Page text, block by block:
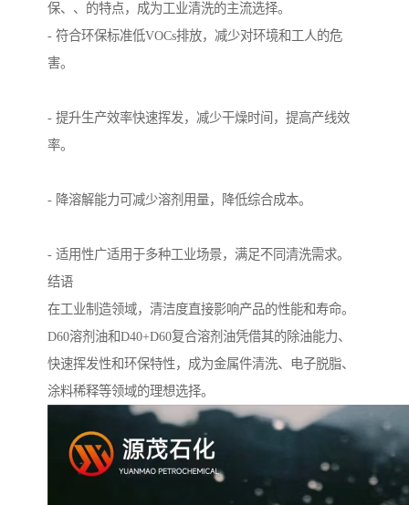
保、、的特点，成为工业清洗的主流选择。
- 符合环保标准低VOCs排放，减少对环境和工人的危
害。
- 提升生产效率快速挥发，减少干燥时间，提高产线效
率。
- 降溶解能力可减少溶剂用量，降低综合成本。
- 适用性广适用于多种工业场景，满足不同清洗需求。
结语
在工业制造领域，清洁度直接影响产品的性能和寿命。
D60溶剂油和D40+D60复合溶剂油凭借其的除油能力、
快速挥发性和环保特性，成为金属件清洗、电子脱脂、
涂料稀释等领域的理想选择。